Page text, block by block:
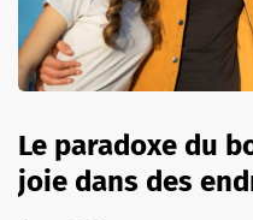
Le paradoxe du
joie dans des